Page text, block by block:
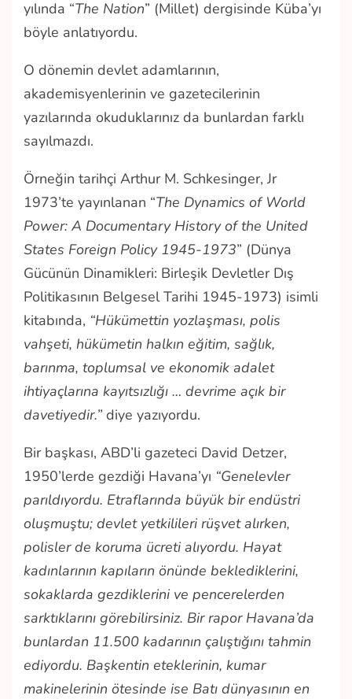
yılında “The Nation” (Millet) dergisinde Küba’yı
böyle anlatıyordu.
O dönemin devlet adamlarının,
akademisyenlerinin ve gazetecilerinin
yazılarında okuduklarınız da bunlardan farklı
sayılmazdı.
Örneğin tarihçi Arthur M. Schkesinger, Jr
1973’te yayınlanan “The Dynamics of World
Power: A Documentary History of the United
States Foreign Policy 1945-1973” (Dünya
Gücünün Dinamikleri: Birleşik Devletler Dış
Politikasının Belgesel Tarihi 1945-1973) isimli
kitabında, “Hükümettin yozlaşması, polis
vahşeti, hükümetin halkın eğitim, sağlık,
barınma, toplumsal ve ekonomik adalet
ihtiyaçlarına kayıtsızlığı … devrime açık bir
davetiyedir.” diye yazıyordu.
Bir başkası, ABD’li gazeteci David Detzer,
1950’lerde gezdiği Havana’yı “Genelevler
parıldıyordu. Etraflarında büyük bir endüstri
oluşmuştu; devlet yetkilileri rüşvet alırken,
polisler de koruma ücreti alıyordu. Hayat
kadınlarının kapıların önünde beklediklerini,
sokaklarda gezdiklerini ve pencerelerden
sarktıklarını görebilirsiniz. Bir rapor Havana’da
bunlardan 11.500 kadarının çalıştığını tahmin
ediyordu. Başkentin eteklerinin, kumar
makinelerinin ötesinde ise Batı dünyasının en